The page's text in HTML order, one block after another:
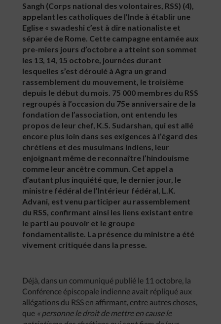
Sangh (Corps national des volontaires, RSS) (4),
appelant les catholiques de l’Inde à établir une
Eglise « swadeshi c’est à dire nationaliste et
séparée de Rome. Cette campagne entamée aux
pre-miers jours d’octobre a atteint son sommet
les 13, 14, 15 octobre, journées durant
lesquelles s’est déroulé à Agra un grand
rassemblement du mouvement, le troisième
depuis le début du mois. 75 000 membres du RSS
regroupés à l’occasion du 75e anniversaire de la
fondation de l’association, ont entendu les
propos de leur chef, K.S. Sudarshan, qui est allé
encore plus loin dans ses exigences à l’égard des
chrétiens et des musulmans indiens, leur
enjoignant même de reconnaître l’hindouisme
comme leur ancêtre commun. Cet appel a
d’autant plus inquiété que, le dernier jour, le
ministre fédéral de l’Intérieur fédéral, L.K.
Advani, est venu participer au rassemblement
du RSS, confirmant ainsi les liens existant entre
le parti au pouvoir et le groupe
fondamentaliste. La présence du ministre a été
vivement critiquée dans la presse.
Déjà, dans un communiqué publié le 11 octobre, la
Conférence épiscopale indienne avait répliqué aux
allégations du RSS en affirmant, entre autres choses,
que «personne ledroitdemettreen cause le